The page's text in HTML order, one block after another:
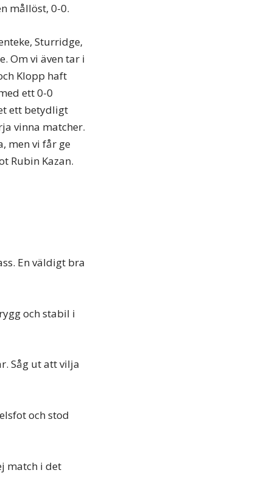
mållöst, 0-0.
Sturridge,
Om vi även tar i
Klopp haft
ett 0-0
ett betydligt
vinna matcher.
men vi får ge
Rubin Kazan.
En väldigt bra
och stabil i
Såg ut att vilja
och stod
match i det